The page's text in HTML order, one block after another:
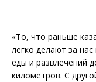
«То, что раньше
легко делают за
еды и развлечений
километров. С